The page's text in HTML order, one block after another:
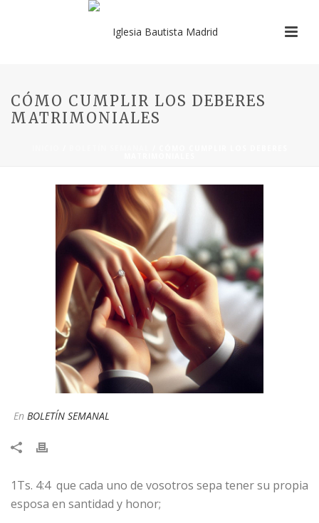
CÓMO CUMPLIR LOS DEBERES
MATRIMONIALES
En BOLETÍN SEMANAL
1Ts. 4:4 que cada uno de vosotros sepa tener su propia
esposa en santidad y honor;